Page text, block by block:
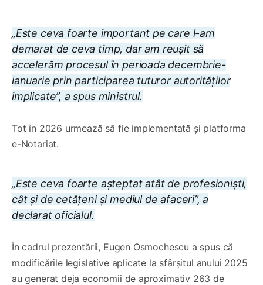
„Este ceva foarte important pe care l-am
demarat de ceva timp, dar am reușit să
accelerăm procesul în perioada decembrie-
ianuarie prin participarea tuturor autorităților
implicate”, a spus ministrul.
Tot în 2026 urmează să fie implementată și platforma
e-Notariat.
„Este ceva foarte așteptat atât de profesioniști,
cât și de cetățeni și mediul de afaceri”, a
declarat oficialul.
În cadrul prezentării, Eugen Osmochescu a spus că
modificările legislative aplicate la sfârșitul anului 2025
au generat deja economii de aproximativ 263 de